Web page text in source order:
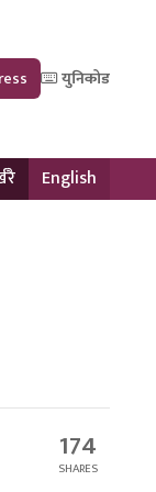
युनिकोड
English
174
SHARES